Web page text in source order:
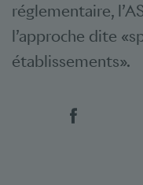
réglementaire,
l’approche dite
établissements».
Social